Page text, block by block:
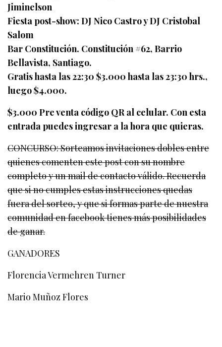
Jiminelson
Fiesta post-show: DJ Nico Castro y DJ Cristobal
Salom
Bar Constitución. Constitución #62, Barrio
Bellavista, Santiago.
Gratis hasta las 22:30 $3.000 hasta las 23:30 hrs.,
luego $4.000.
$3.000 Pre venta código QR al celular. Con esta
entrada puedes ingresar a la hora que quieras.
CONCURSO: Sorteamos invitaciones dobles entre
quienes comenten este post con su nombre
completo y un mail de contacto válido. Recuerda
que si no cumples estas instrucciones quedas
fuera del sorteo, y que si formas parte de nuestra
comunidad en facebook tienes más posibilidades
de ganar.
GANADORES
Florencia Vermehren Turner
Mario Muñoz Flores